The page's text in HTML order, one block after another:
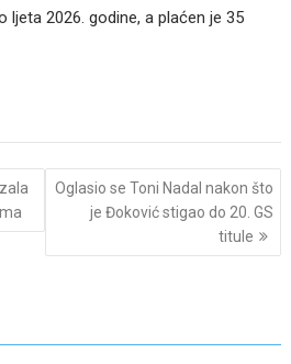
ljeta 2026. godine, a plaćen je 35
Oglasio se Toni Nadal nakon što
je Đoković stigao do 20. GS
titule